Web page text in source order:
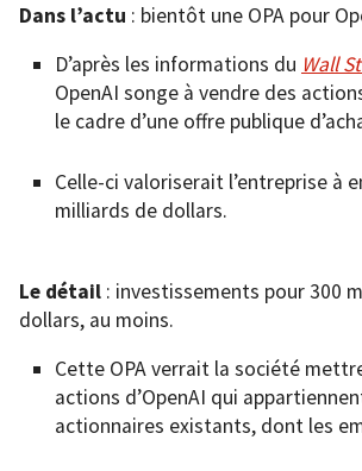
Dans l’actu : bientôt une OPA pour
D’après les informations du Wall
OpenAI songe à vendre des
le cadre d’une offre publique
Celle-ci valoriserait l’entreprise à
milliards de dollars.
Le détail : investissements pour 300
dollars, au moins.
Cette OPA verrait la société
actions d’OpenAI qui
actionnaires existants, dont les